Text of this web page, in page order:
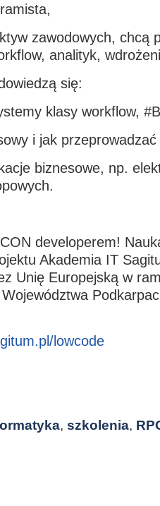
zawodowych, chcą
analityk,
się:
klasy workflow,
i jak
biznesowe, np.
developerem!
Akademia IT
Unię Europejską w
lowcode
, szkolenia,